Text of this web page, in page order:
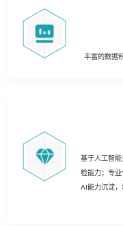
丰富的数据
基于人工智
检能力；专
AI能力沉淀